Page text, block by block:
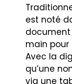
est noté
document
main pour
Avec la
qu’une
via une